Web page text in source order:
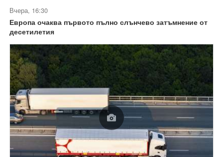
Вчера, 16:30
Европа очаква първото пълно слънчево затъмнение от
десетилетия